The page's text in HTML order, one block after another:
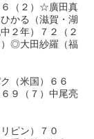
（２）☆廣田真
かる（滋賀・湖
２年）７２（２
）◎大田紗羅（福
（米国）６６
９（７）中尾亮
ピン）７０